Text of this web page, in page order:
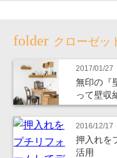
クローゼッ
2017/01/27
無印の『
って壁収
2016/12/17
押入れを
活用